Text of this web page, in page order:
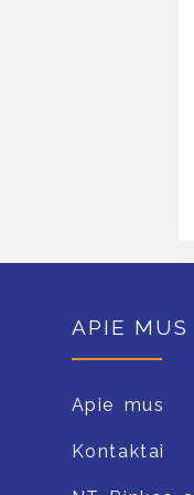
APIE MUS
Apie mus
Kontaktai